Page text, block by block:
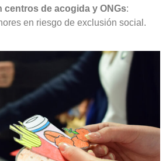
centros de acogida y ONGs:
en riesgo de exclusión social.